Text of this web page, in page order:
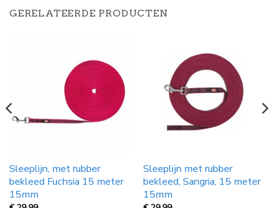
GERELATEERDE PRODUCTEN
Sleeplijn, met rubber
bekleed Fuchsia 15 meter
15mm
Sleeplijn met rubber
bekleed, Sangria, 15 meter
15mm